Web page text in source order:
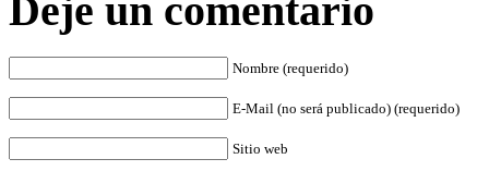
Deje un comentario
Nombre (requerido)
E-Mail (no será publicado) (requerido)
Sitio web